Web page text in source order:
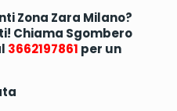
Zona Zara Milano?
Chiama Sgombero
3662197861 per un